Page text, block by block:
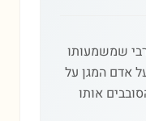
שמשמעותו
אדם המגן על
אותו